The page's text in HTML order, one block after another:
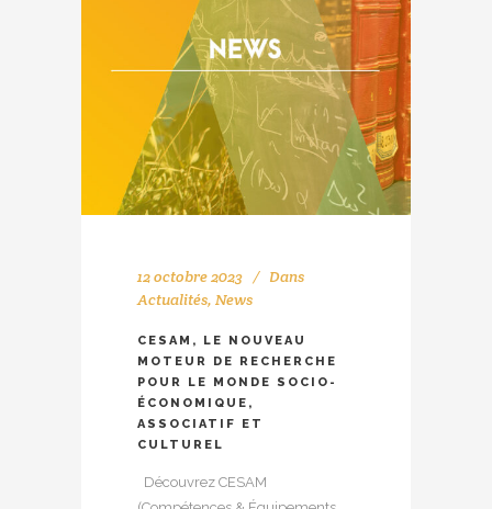
12 octobre 2023
Dans
Actualités, News
CESAM, LE NOUVEAU
MOTEUR DE RECHERCHE
POUR LE MONDE SOCIO-
ÉCONOMIQUE,
ASSOCIATIF ET
CULTUREL
Découvrez CESAM